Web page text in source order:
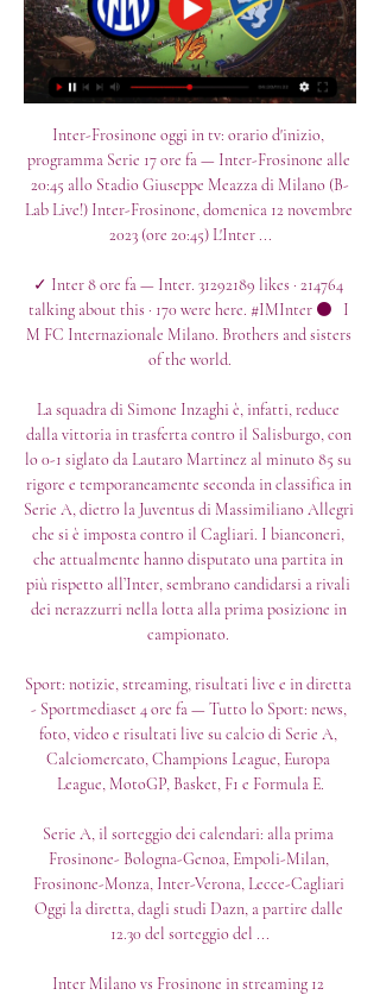
Inter-Frosinone oggi in tv: orario d'inizio,
programma Serie 17 ore fa — Inter-Frosinone alle
20:45 allo Stadio Giuseppe Meazza di Milano (B-
Lab Live!) Inter-Frosinone, domenica 12 novembre
2023 (ore 20:45) L'Inter ...
✓ Inter 8 ore fa — Inter. 31292189 likes · 214764
talking about this · 170 were here. #IMInter ⚫   I
M FC Internazionale Milano. Brothers and sisters
of the world.
La squadra di Simone Inzaghi è, infatti, reduce
dalla vittoria in trasferta contro il Salisburgo, con
lo 0-1 siglato da Lautaro Martinez al minuto 85 su
rigore e temporaneamente seconda in classifica in
Serie A, dietro la Juventus di Massimiliano Allegri
che si è imposta contro il Cagliari. I bianconeri,
che attualmente hanno disputato una partita in
più rispetto all’Inter, sembrano candidarsi a rivali
dei nerazzurri nella lotta alla prima posizione in
campionato.
Sport: notizie, streaming, risultati live e in diretta
- Sportmediaset 4 ore fa — Tutto lo Sport: news,
foto, video e risultati live su calcio di Serie A,
Calciomercato, Champions League, Europa
League, MotoGP, Basket, F1 e Formula E.
Serie A, il sorteggio dei calendari: alla prima
Frosinone- Bologna-Genoa, Empoli-Milan,
Frosinone-Monza, Inter-Verona, Lecce-Cagliari
Oggi la diretta, dagli studi Dazn, a partire dalle
12.30 del sorteggio del ...
Inter Milano vs Frosinone in streaming 12